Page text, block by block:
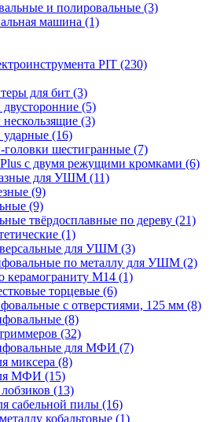
и полировальные (3)
машина (1)
PIT (230)
для бит (3)
(5)
(3)
(16)
шестигранные (7)
c двумя режущими кромками (6)
для УШМ (11)
(9)
(9)
твёрдосплавные по дереву (21)
(1)
для УШМ (3)
по металлу для УШМ (2)
керамограниту M14 (1)
торцевые (6)
с отверстиями, 125 мм (8)
(8)
(32)
для МФИ (7)
миксера (8)
МФИ (15)
(13)
сабельной пилы (16)
кобальтовые (1)